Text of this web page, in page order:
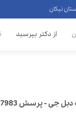
از دکتر بپرسید
دبل جی - پرسش 177983